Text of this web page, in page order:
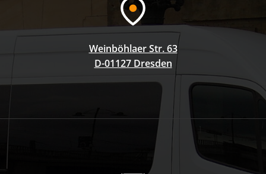
Weinböhlaer Str. 63
D-01127 Dresden